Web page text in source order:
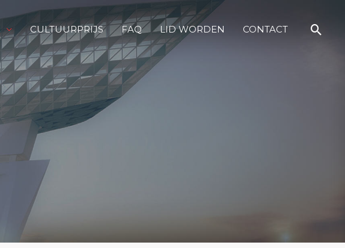
CULTUURPRIJS FAQ LID WORDEN CONTACT